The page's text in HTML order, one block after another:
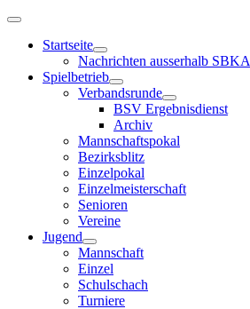
Startseite
Nachrichten ausserhalb SBKA
Spielbetrieb
Verbandsrunde
BSV Ergebnisdienst
Archiv
Mannschaftspokal
Bezirksblitz
Einzelpokal
Einzelmeisterschaft
Senioren
Vereine
Jugend
Mannschaft
Einzel
Schulschach
Turniere